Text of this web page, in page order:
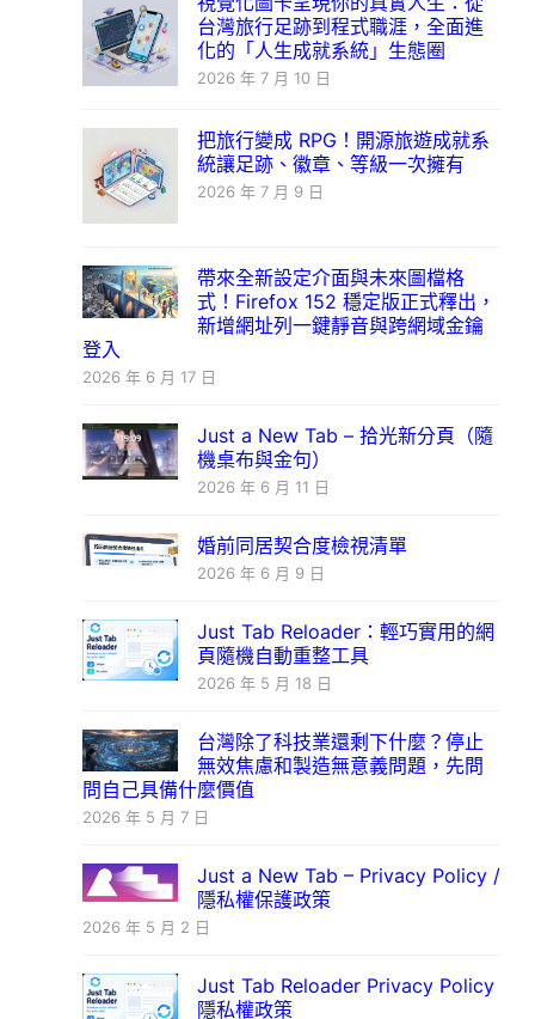
台灣旅行足跡到程式職涯，全面進
化的「人生成就系統」生態圈
2026 年 7 月 10 日
把旅行變成 RPG！開源旅遊成就系
統讓足跡、徽章、等級一次擁有
2026 年 7 月 9 日
帶來全新設定介面與未來圖檔格
式！Firefox 152 穩定版正式釋出，
新增網址列一鍵靜音與跨網域金鑰
登入
2026 年 6 月 17 日
Just a New Tab – 拾光新分頁（隨
機桌布與金句）
2026 年 6 月 11 日
婚前同居契合度檢視清單
2026 年 6 月 9 日
Just Tab Reloader：輕巧實用的網
頁隨機自動重整工具
2026 年 5 月 18 日
台灣除了科技業還剩下什麼？停止
無效焦慮和製造無意義問題，先問
問自己具備什麼價值
2026 年 5 月 7 日
Just a New Tab – Privacy Policy /
隱私權保護政策
2026 年 5 月 2 日
Just Tab Reloader Privacy Policy
隱私權政策